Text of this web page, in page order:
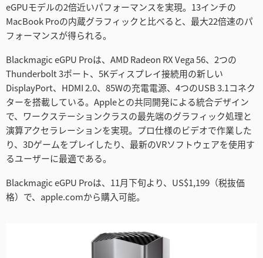
Korea
Mexico
Malaysia
Netherlands
New Zealand
Norway
Portugal
eGPUモデルの2倍近いパフォーマンスを実現。13インチの
MacBook Proの内蔵グラフィックと比べると、最大22倍速のパ
フォーマンスが得られる。
Blackmagic eGPU Proは、AMD Radeon RX Vega 56、2つの
Thunderbolt 3ポート、5Kディスプレイ接続用の新しい
DisplayPort、HDMI 2.0、85Wの充電電源、4つのUSB 3.1コネク
ターを搭載している。Appleとの共同開発による統合デザイン
で、ワークステーションクラスの最先端のグラフィック処理と
演算アクセラレーションを実現。プロ仕様のビデオで作業した
り、3Dゲームをプレイしたり、最新のVRソフトウェアを使用す
るユーザーに最適である。
Blackmagic eGPU Proは、11月下旬より、US$1,199（税抜価
格）で、apple.comから購入可能。